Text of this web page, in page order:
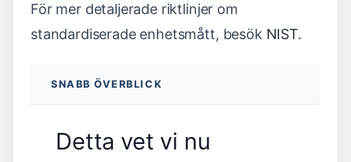
För mer detaljerade riktlinjer om
standardiserade enhetsmått, besök NIST.
SNABB ÖVERBLICK
Detta vet vi nu